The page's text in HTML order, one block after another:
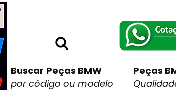
Buscar Peças BMW
por código ou modelo
Peças